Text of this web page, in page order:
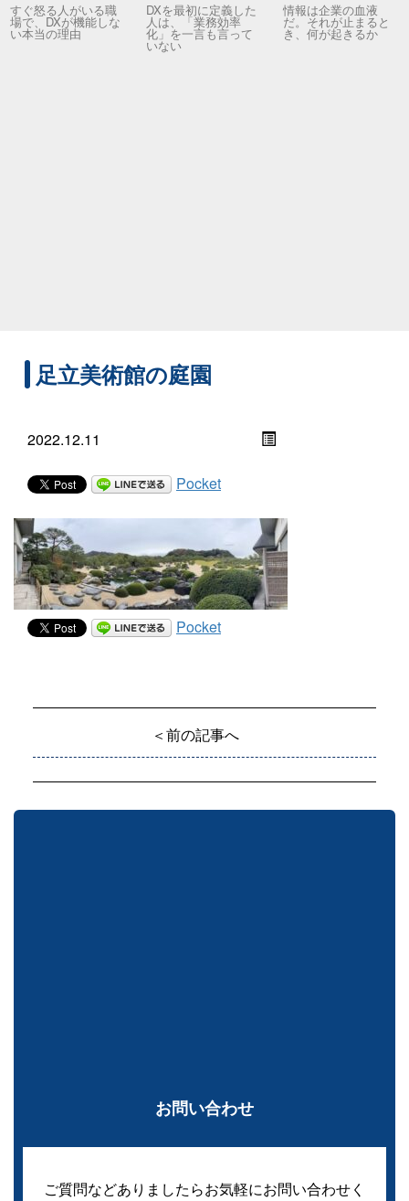
すぐ怒る人がいる職
場で、DXが機能しな
い本当の理由
DXを最初に定義した
人は、「業務効率
化」を一言も言って
いない
情報は企業の血液
だ。それが止まると
き、何が起きるか
足立美術館の庭園
2022.12.11
Pocket
Pocket
＜前の記事へ
お問い合わせ
ご質問などありましたらお気軽にお問い合わせく